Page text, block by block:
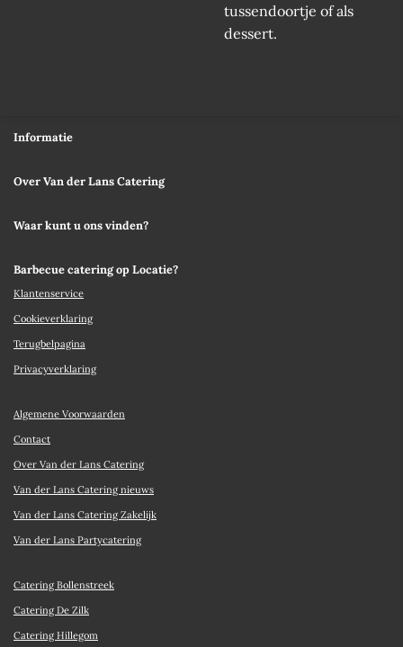
tussendoortje of als
dessert.
Informatie
Over Van der Lans Catering
Waar kunt u ons vinden?
Barbecue catering op Locatie?
Klantenservice
Cookieverklaring
Terugbelpagina
Privacyverklaring
Algemene Voorwaarden
Contact
Over Van der Lans Catering
Van der Lans Catering nieuws
Van der Lans Catering Zakelijk
Van der Lans Partycatering
Catering Bollenstreek
Catering De Zilk
Catering Hillegom